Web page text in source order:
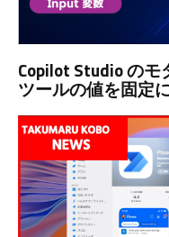
Copilot Studio の
ツールの値を固定